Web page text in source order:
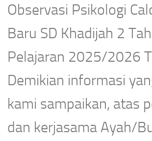
Observasi Psikologi
Baru SD Khadijah 2
Pelajaran 2025/2026
Demikian informasi
kami sampaikan, atas
dan kerjasama Ayah/